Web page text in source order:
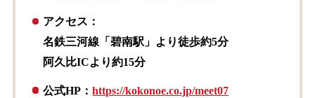
アクセス：
名鉄三河線「碧南駅」より徒歩約5分
阿久比ICより約15分
公式HP：https://kokonoe.co.jp/meet07